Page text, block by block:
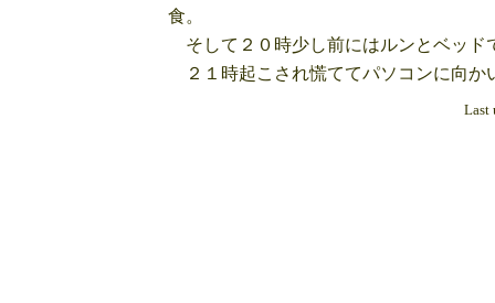
食。
そして２０時少し前にはルンとベッド
２１時起こされ慌ててパソコンに向か
Last